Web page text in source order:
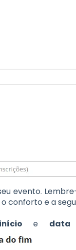
evento.
conforto e a
e